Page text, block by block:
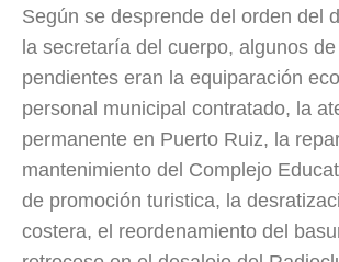
Según se desprende del orden del
la secretaría del cuerpo, algunos
pendientes eran la equiparación
personal municipal contratado, la
permanente en Puerto Ruiz, la
mantenimiento del Complejo
de promoción turistica, la
costera, el reordenamiento del